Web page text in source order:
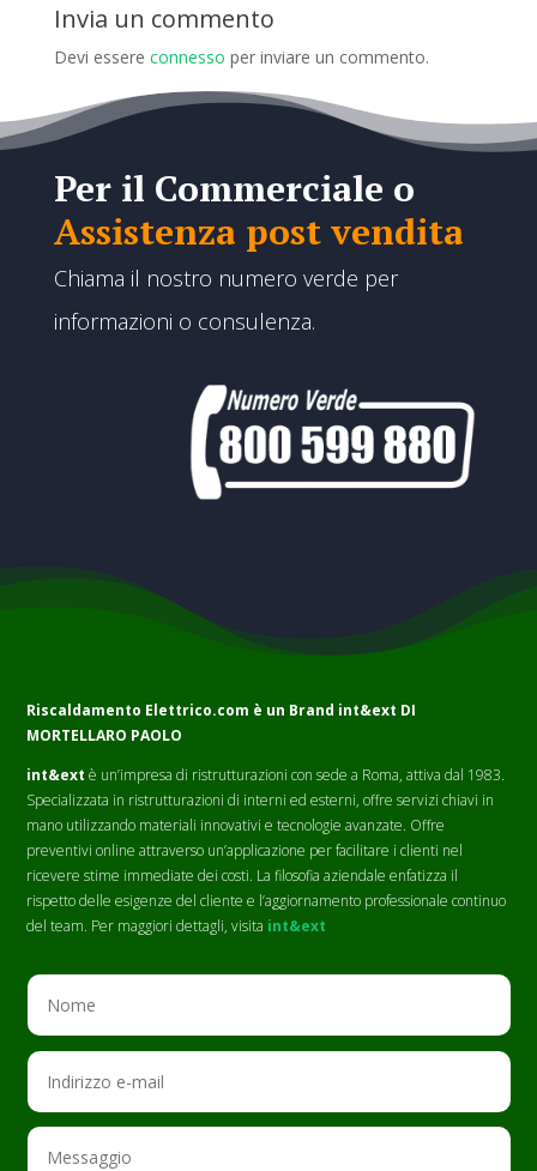
Invia un commento
Devi essere connesso per inviare un commento.
Per il Commerciale o
Assistenza post vendita
Chiama il nostro numero verde per
informazioni o consulenza.
Riscaldamento Elettrico.com è un Brand int&ext DI
MORTELLARO PAOLO
int&ext è un’impresa di ristrutturazioni con sede a Roma, attiva dal 1983.
Specializzata in ristrutturazioni di interni ed esterni, offre servizi chiavi in
mano utilizzando materiali innovativi e tecnologie avanzate. Offre
preventivi online attraverso un’applicazione per facilitare i clienti nel
ricevere stime immediate dei costi. La filosofia aziendale enfatizza il
rispetto delle esigenze del cliente e l’aggiornamento professionale continuo
del team. Per maggiori dettagli, visita int&ext